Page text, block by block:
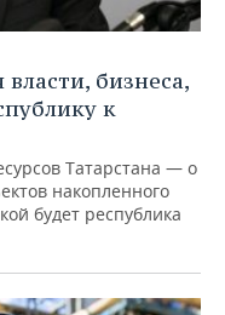
бизнеса,
к
Татарстана — о
накопленного
будет республика